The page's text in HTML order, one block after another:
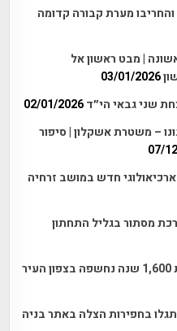
מערת קבורה קדומה
| מבט ראשון אל
03/01/2026
שני גבאי הי״ד 02/01/2026
– משטרת אשקלון | סיפור
07/
חדש במושב זרחיה
מסתור בגליל התחתון
שרידי אחוזה שומרונית מפוארת בת 1,600 שנה נחשפה בצפון העיר
בנות 4,000 שנה התגלו בחפירות הצלה באתר בניה